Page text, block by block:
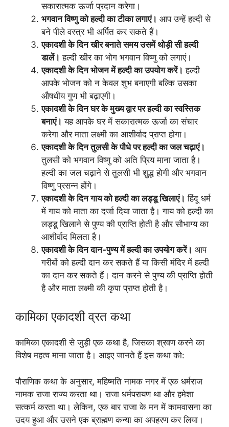
सकारात्मक ऊर्जा प्रदान करेगा।
भगवान विष्णु को हल्दी का टीका लगाएं। आप उन्हें हल्दी से
बने पीले वस्त्र भी अर्पित कर सकते हैं।
एकादशी के दिन खीर बनाते समय उसमें थोड़ी सी हल्दी
डालें। हल्दी खीर का भोग भगवान विष्णु को लगाएं।
एकादशी के दिन भोजन में हल्दी का उपयोग करें। हल्दी
आपके भोजन को न केवल शुभ बनाएगी बल्कि उसका
औषधीय गुण भी बढ़ाएगी।
एकादशी के दिन घर के मुख्य द्वार पर हल्दी का स्वस्तिक
बनाएं। यह आपके घर में सकारात्मक ऊर्जा का संचार
करेगा और माता लक्ष्मी का आशीर्वाद प्राप्त होगा।
एकादशी के दिन तुलसी के पौधे पर हल्दी का जल चढ़ाएं।
तुलसी को भगवान विष्णु को अति प्रिय माना जाता है।
हल्दी का जल चढ़ाने से तुलसी भी शुद्ध होगी और भगवान
विष्णु प्रसन्न होंगे।
एकादशी के दिन गाय को हल्दी का लड्डू खिलाएं। हिंदू धर्म
में गाय को माता का दर्जा दिया जाता है। गाय को हल्दी का
लड्डू खिलाने से पुण्य की प्राप्ति होती है और सौभाग्य का
आशीर्वाद मिलता है।
एकादशी के दिन दान-पुण्य में हल्दी का उपयोग करें। आप
गरीबों को हल्दी दान कर सकते हैं या किसी मंदिर में हल्दी
का दान कर सकते हैं। दान करने से पुण्य की प्राप्ति होती
है और माता लक्ष्मी की कृपा प्राप्त होती है।
कामिका एकादशी व्रत कथा
कामिका एकादशी से जुड़ी एक कथा है, जिसका श्रवण करने का
विशेष महत्व माना जाता है। आइए जानते हैं इस कथा को:
पौराणिक कथा के अनुसार, महिष्मति नामक नगर में एक धर्मराज
नामक राजा राज्य करता था। राजा धर्मपरायण था और हमेशा
सत्कर्म करता था। लेकिन, एक बार राजा के मन में कामवासना का
उदय हुआ और उसने एक ब्राह्मण कन्या का अपहरण कर लिया।